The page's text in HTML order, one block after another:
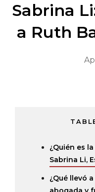
Sabrina
a Ruth
¿Quién es
Sabrina Li,
¿Qué llevó